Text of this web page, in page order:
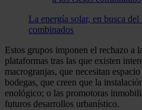
La energía solar, en busca
combinados
Estos grupos imponen el rechazo a
plataformas tras las que existen
macrogranjas, que necesitan
bodegas, que creen que la
enológico; o las promotoras
futuros desarrollos urbanístico.